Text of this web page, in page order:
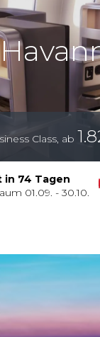
Class, ab
in 74 Tagen
01.09. -30.10.